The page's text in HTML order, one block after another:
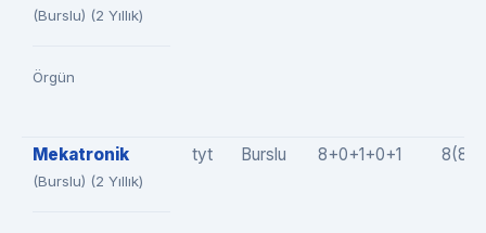
(Burslu) (2 Yıllık)
Örgün
Mekatronik
(Burslu) (2 Yıllık)
tyt Burslu 8+0+1+0+1